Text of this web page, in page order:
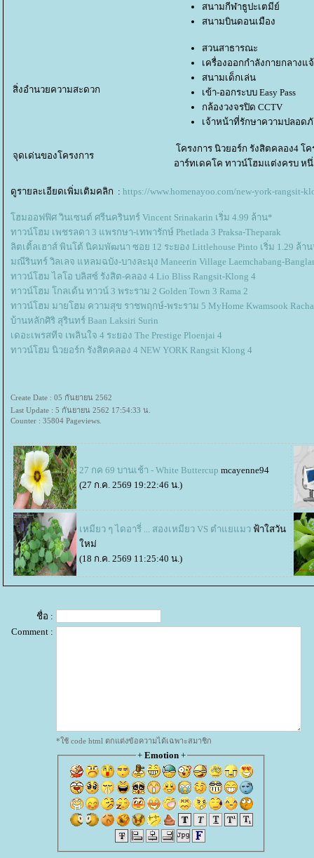
สนามกีฬาธูปะเตมีย์
สนามบินดอนเมือง
สิ่งอำนวยความสะดวก
สวนสาธารณะ
เครื่องออกกำลังกายกลางแ
สนามเด็กเล่น
เข้า-ออกระบบ Easy Pass
กล้องวงจรปิด CCTV
เจ้าหน้าที่รักษาความปลอด
จุดเด่นของโครงการ
ครงการ นิวยอร์ก รังสิตคลอง4 โ
อาร์ทเดคโค ทาวน์โฮมแต่งครบ ห
ดูรายละเอียดเพิ่มเติมคลิก : https://www.homenayoo.com/new-york-rangsit-
ฮมออฟฟิศ วินเซนต์ ศรีนครินทร์ Vincent Srinakarin เริ่ม 4.99 ล้าน*
ทาวน์โฮม เพชรลดา 3 แพรกษา-เทพารักษ์ Phetlada 3 Praksa-Theparak
ลิตเติ้ลเฮาส์ พินโต้ นิคมพัฒนา ซอย 12 ระยอง Littlehouse Pinto เริ่ม 1.29 ล้า
มณีรินทร์ วิลเลจ แหลมฉบัง-บางละมุง Maneerin Village Laemchabang-
ทาวน์โฮม ไลโอ บลิสซ์ รังสิต-คลอง 4 Lio Bliss Rangsit-Klong 4
ทาวน์โฮม โกลเด้น ทาวน์ 3 พระราม 2 Golden Town 3 Rama 2
ทาวน์โฮม มายโฮม ความสุข ราชพฤกษ์-พระราม 5 MyHome Kwamsook
บ้านหลักศิริ สุรินทร์ Baan Laksiri Surin
เดอะเพรสทีจ เพลินใจ 4 ระยอง The Prestige Ploenjai 4
ทาวน์โฮม นิวยอร์ก รังสิตคลอง 4 NEW YORK Rangsit Klong 4
Create Date : 05 กันยายน 2562
Last Update : 5 กันยายน 2562 17:54:33 น.
Counter : 35804 Pageviews.
27 กค 69 บานเช้า - White Buttercup mcayenne94
(27 ก.ค. 2569 19:22:46 น.)
เหมียว ๆ ไดอารี่ ... สองเหมียว VS ตำแยแมว ฟ้าใสวัน
หม่
(18 ก.ค. 2569 11:25:40 น.)
ชื่อ :
Comment :
*ใช้ code html ตกแต่งข้อความได้เฉพาะสมาชิก
+ Emotion+